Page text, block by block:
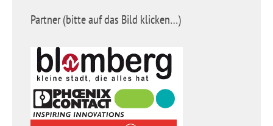
Partner (bitte auf das Bild klicken…)